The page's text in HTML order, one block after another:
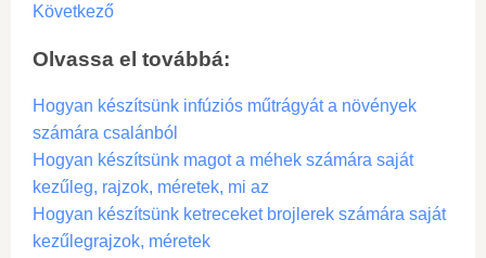
Következő
Olvassa el továbbá:
Hogyan készítsünk infúziós műtrágyát a növények
számára csalánból
Hogyan készítsünk magot a méhek számára saját
kezűleg, rajzok, méretek, mi az
Hogyan készítsünk ketreceket brojlerek számára saját
kezűlegrajzok, méretek